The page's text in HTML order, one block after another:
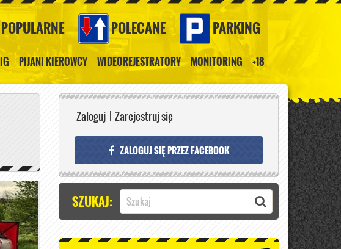
POPULARNE POLECANE PARKING
PIJANI KIEROWCY WIDEOREJESTRATORY MONITORING +18
Zaloguj | Zarejestruj się
ZALOGUJ SIĘ PRZEZ FACEBOOK
SZUKAJ: